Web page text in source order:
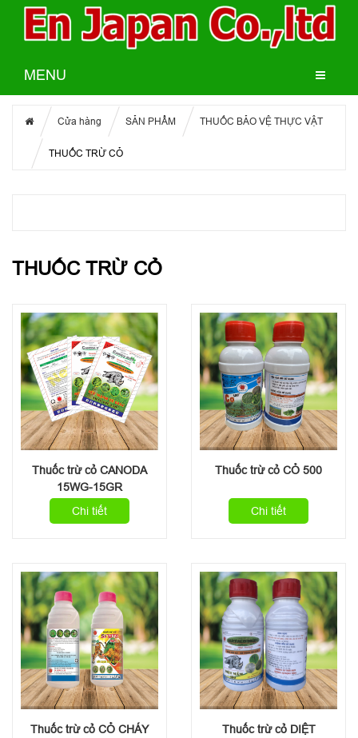
MENU
Cửa hàng SẢN PHẨM THUỐC BẢO VỆ THỰC VẬT
THUỐC TRỪ CỎ
THUỐC TRỪ CỎ
Thuốc trừ cỏ CANODA
15WG-15GR
Chi tiết
Thuốc trừ cỏ CỎ 500
Chi tiết
Thuốc trừ cỏ CỎ CHÁY
Thuốc trừ cỏ DIỆT